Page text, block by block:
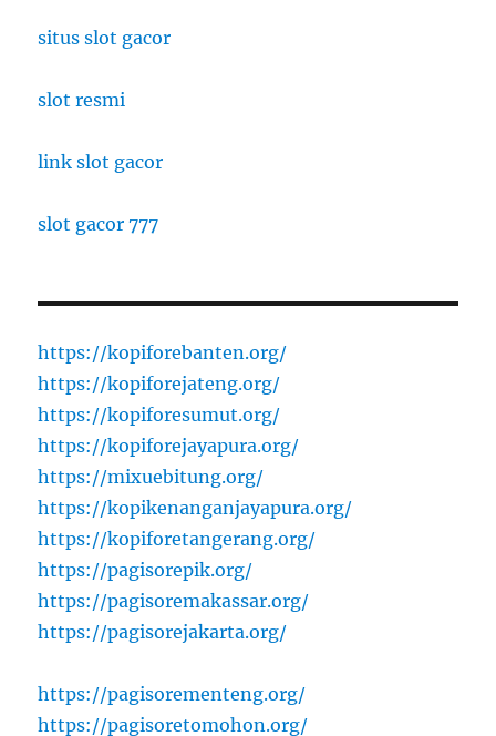
situs slot gacor
slot resmi
link slot gacor
slot gacor 777
https://kopiforebanten.org/
https://kopiforejateng.org/
https://kopiforesumut.org/
https://kopiforejayapura.org/
https://mixuebitung.org/
https://kopikenanganjayapura.org/
https://kopiforetangerang.org/
https://pagisorepik.org/
https://pagisoremakassar.org/
https://pagisorejakarta.org/
https://pagisorementeng.org/
https://pagisoretomohon.org/